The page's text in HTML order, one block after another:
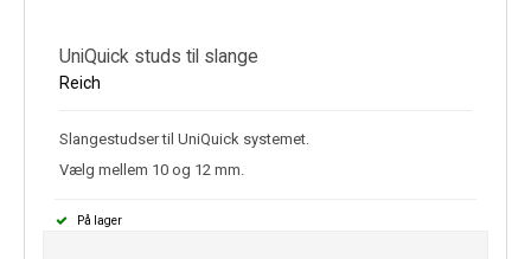
UniQuick studs til slange
Reich
Slangestudser til UniQuick systemet.
Vælg mellem 10 og 12 mm.
På lager